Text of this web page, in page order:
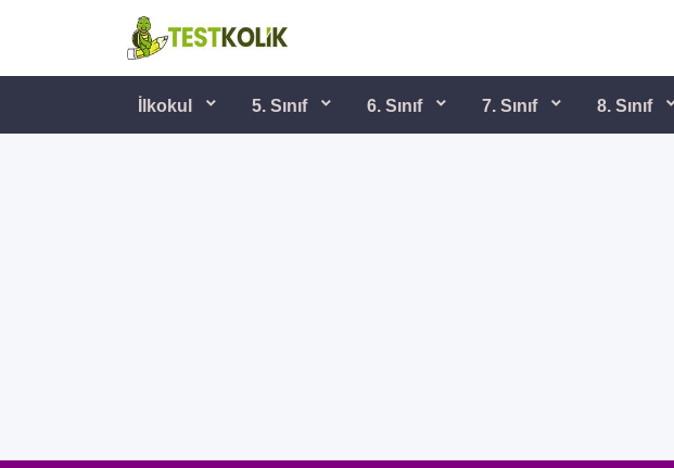
İlkokul 5. Sınıf 6. Sınıf 7. Sınıf 8. Sınıf